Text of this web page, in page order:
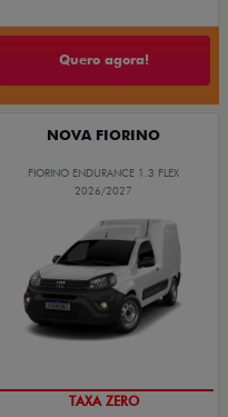
Quero agora!
NOVA FIORINO
FIORINO ENDURANCE 1.3 FLEX
2026/2027
TAXA ZERO